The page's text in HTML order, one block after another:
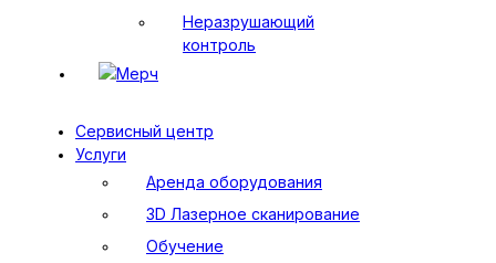
Неразрушающий
контроль
Мерч
Сервисный центр
Услуги
Аренда оборудования
3D Лазерное сканирование
Обучение